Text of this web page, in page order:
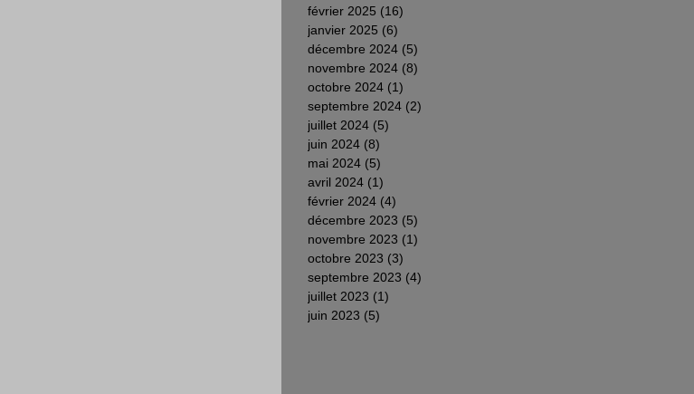
février 2025 (16)
janvier 2025 (6)
décembre 2024 (5)
novembre 2024 (8)
octobre 2024 (1)
septembre 2024 (2)
juillet 2024 (5)
juin 2024 (8)
mai 2024 (5)
avril 2024 (1)
février 2024 (4)
décembre 2023 (5)
novembre 2023 (1)
octobre 2023 (3)
septembre 2023 (4)
juillet 2023 (1)
juin 2023 (5)